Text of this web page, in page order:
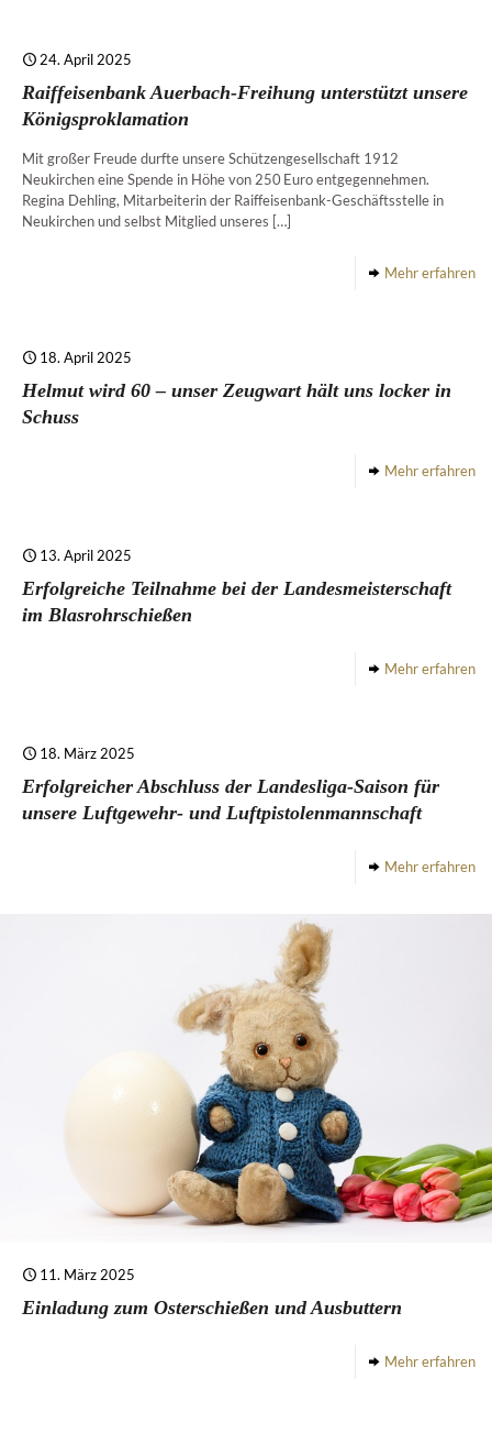
24. April 2025
Raiffeisenbank Auerbach-Freihung unterstützt unsere
Königsproklamation
Mit großer Freude durfte unsere Schützengesellschaft 1912
Neukirchen eine Spende in Höhe von 250 Euro entgegennehmen.
Regina Dehling, Mitarbeiterin der Raiffeisenbank-Geschäftsstelle in
Neukirchen und selbst Mitglied unseres […]
Mehr erfahren
18. April 2025
Helmut wird 60 – unser Zeugwart hält uns locker in
Schuss
Mehr erfahren
13. April 2025
Erfolgreiche Teilnahme bei der Landesmeisterschaft
im Blasrohrschießen
Mehr erfahren
18. März 2025
Erfolgreicher Abschluss der Landesliga-Saison für
unsere Luftgewehr- und Luftpistolenmannschaft
Mehr erfahren
11. März 2025
Einladung zum Osterschießen und Ausbuttern
Mehr erfahren